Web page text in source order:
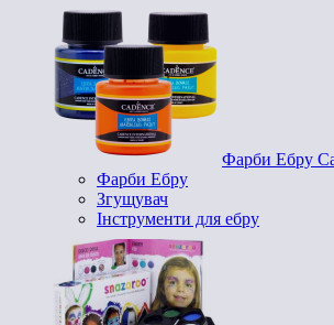
Фарби Ебру
Фарби Ебру
Згущувач
Інструменти для ебру